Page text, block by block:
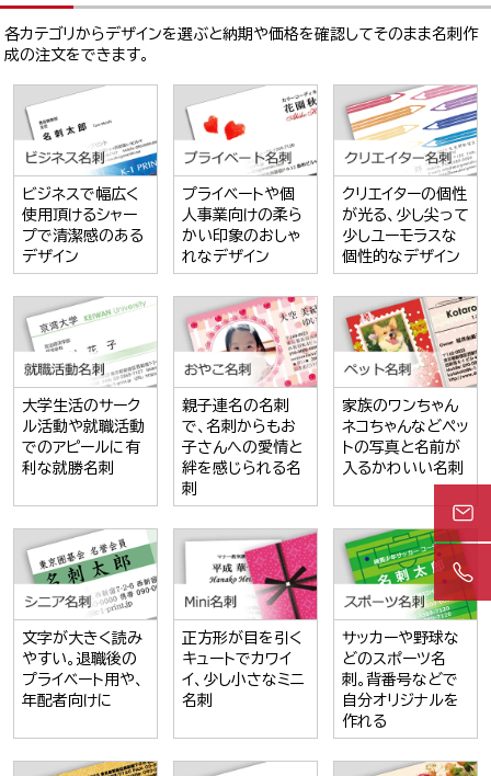
各カテゴリからデザインを選ぶと納期や価格を確認してそのまま名刺作
成の注文をできます。
ビジネスで幅広く
使用頂けるシャー
プで清潔感のある
デザイン
プライベートや個
人事業向けの柔ら
かい印象のおしゃ
れなデザイン
クリエイターの個性
が光る、少し尖って
少しユーモラスな
個性的なデザイン
大学生活のサーク
ル活動や就職活動
でのアピールに有
利な就勝名刺
親子連名の名刺
で、名刺からもお
子さんへの愛情と
絆を感じられる名
刺
家族のワンちゃん
ネコちゃんなどペッ
トの写真と名前が
入るかわいい名刺
文字が大きく読み
やすい。退職後の
プライベート用や、
年配者向けに
正方形が目を引く
キュートでカワイ
イ、少し小さなミニ
名刺
サッカーや野球な
どのスポーツ名
刺。背番号などで
自分オリジナルを
作れる